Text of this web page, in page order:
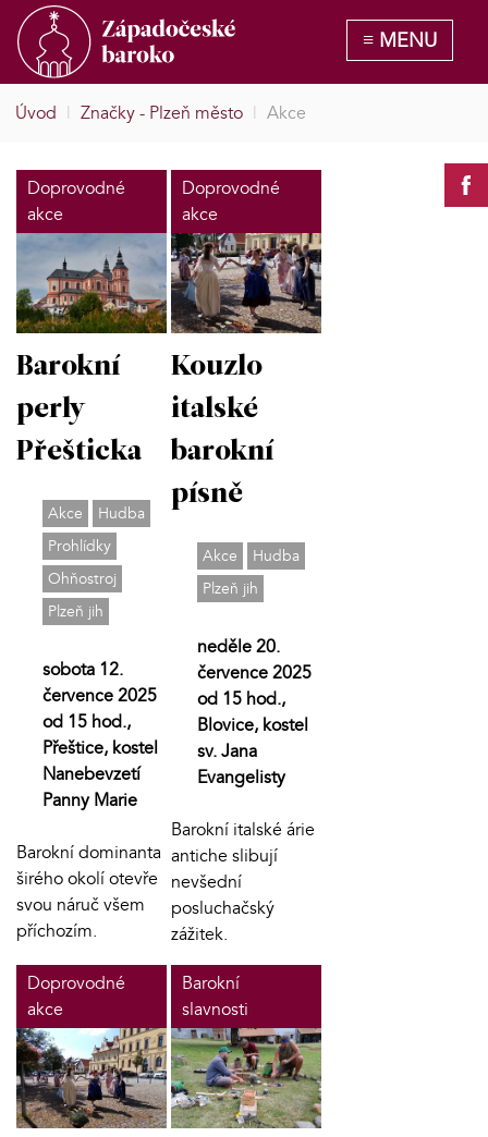
Úvod | Značky - Plzeň město | Akce
Doprovodné
akce
Barokní
perly
Přešticka
Akce
Hudba
Prohlídky
Ohňostroj
Plzeň jih
sobota 12.
července 2025
od 15 hod.,
Přeštice, kostel
Nanebevzetí
Panny Marie
Barokní dominanta
širého okolí otevře
svou náruč všem
příchozím.
Doprovodné
akce
Kouzlo
italské
barokní
písně
Akce
Hudba
Plzeň jih
neděle 20.
července 2025
od 15 hod.,
Blovice, kostel
sv. Jana
Evangelisty
Barokní italské árie
antiche slibují
nevšední
posluchačský
zážitek.
Doprovodné
akce
Barokní
slavnosti